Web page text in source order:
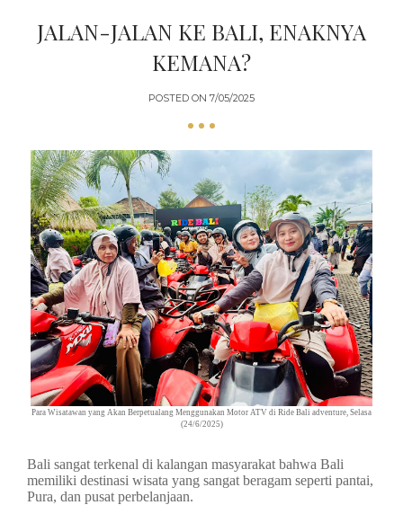
JALAN-JALAN KE BALI, ENAKNYA
KEMANA?
POSTED ON 7/05/2025
Para Wisatawan yang Akan Berpetualang Menggunakan Motor ATV di Ride Bali adventure, Selasa
(24/6/2025)
Bali sangat terkenal di kalangan masyarakat bahwa Bali
memiliki destinasi wisata yang sangat beragam seperti pantai,
Pura, dan pusat perbelanjaan.